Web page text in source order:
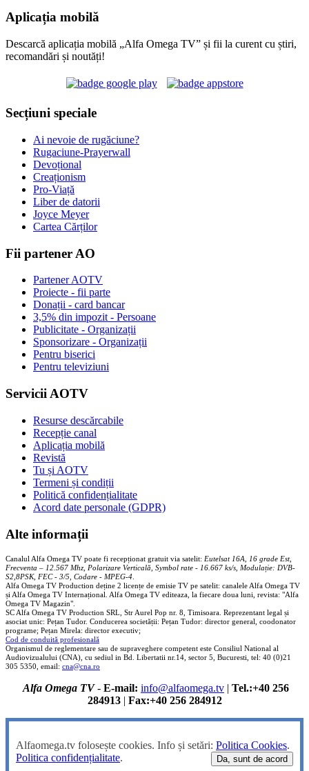
Aplicația mobilă
Descarcă aplicația mobilă „Alfa Omega TV” și fii la curent cu știri,
recomandări și noutăți!
Secțiuni speciale
Ai nevoie de rugăciune?
Rugaciune-Prayerwall
Devoțional
Creaționism
Pro-Viață
Liber de datorii
Joyce Meyer
Cartea Cărților
Fii partener AO
Partener AOTV
Proiecte - fii parte
Donații - card bancar
3,5% din impozit - Persoane
Publicitate - Organizații
Sponsorizare - Organizații
Pentru biserici
Pentru televiziuni
Servicii AOTV
Resurse descărcabile
Recepție canal
Aplicația mobilă
Revistă
Tu și AOTV
Termeni și condiții
Politică confidențialitate
Acord date personale (GDPR)
Alte informații
Canalul Alfa Omega TV poate fi recepționat gratuit via satelit: Eutelsat 16A, 16 grade Est,
Frecventa – 12.567 Mhz, Polarizare Verticală, Symbol rate - 16.667 ks/s, Modulație: DVB-
S2,8PSK, FEC - 3/5, Codare - MPEG-4.
Alfa Omega TV Production deține 2 licențe de emisie TV pe satelit: canalele Alfa Omega TV
și Alfa Omega TV Internațional. Alfa Omega TV editeaza, la fiecare doua luni, revista: "Alfa
Omega TV Magazin".
SC Alfa Omega TV Production SRL, Str Aurel Pop nr. 8, Timisoara. Reprezentant legal și
asociat unic: Pețan Tudor. Conducerea societății: Pețan Tudor: director general, coodonator
programe; Pețan Mirela: director executiv;
Cod de conduită profesională
Organismul de reglementare sau de supraveghere competent este Consiliul National al
Audiovizualului (CNA), cu sediul in Bd. Libertatii nr.14, sector 5, Bucuresti, tel: 40 (0)21
305 5350, email: cna@cna.ro
Alfa Omega TV- E-mail: info@alfaomega.tv | Tel.:+40 256
284913| Fax:+40 256 284912
Alfaomega.tv folosește cookies. Info și setări: Politica Cookies.
Politica confidențialitate. Da, sunt de acord